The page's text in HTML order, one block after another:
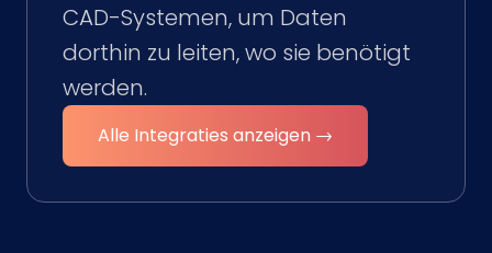
CAD-Systemen, um Daten
dorthin zu leiten, wo sie benötigt
werden.
Alle Integraties anzeigen →